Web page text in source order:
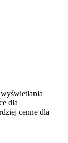
dla
cenne dla